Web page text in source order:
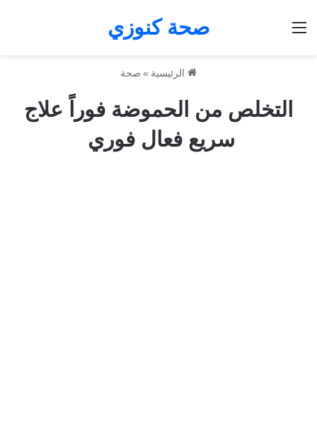
صحة كنوزي
الرئيسية » صحة
التخلص من الحموضة فوراً علاج
سريع فعال فوري